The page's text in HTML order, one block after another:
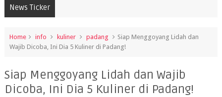
News Ticker
Home info kuliner padang
Siap Menggoyang Lidah dan
Wajib Dicoba, Ini Dia 5 Kuliner di Padang!
Siap Menggoyang Lidah dan Wajib
Dicoba, Ini Dia 5 Kuliner di Padang!